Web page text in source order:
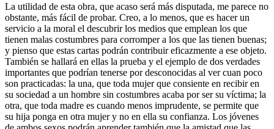
La utilidad de esta obra, que acaso será más disputada, me parece no
obstante, más fácil de probar. Creo, a lo menos, que es hacer un
servicio a la moral el descubrir los medios que emplean los que
tienen malas costumbres para corromper a los que las tienen buenas;
y pienso que estas cartas podrán contribuir eficazmente a ese objeto.
También se hallará en ellas la prueba y el ejemplo de dos verdades
importantes que podrían tenerse por desconocidas al ver cuan poco
son practicadas: la una, que toda mujer que consiente en recibir en
su sociedad a un hombre sin costumbres acaba por ser su víctima; la
otra, que toda madre es cuando menos imprudente, se permite que
su hija ponga en otra mujer y no en ella su confianza. Los jóvenes